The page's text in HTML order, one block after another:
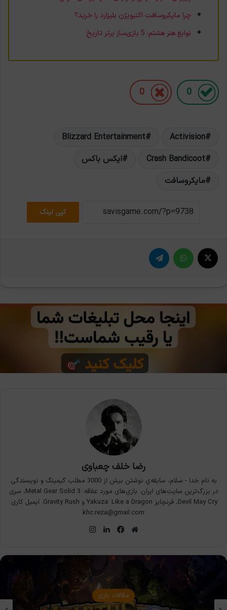
چرا مایکروسافت اکتیویژن بلیزارد را خرید؟
نوابغ هنر هشتم: 5 بازی‌ساز برتر تاریخ
0
0
Activision
Blizzard Entertainment
Crash Bandicoot
ایکس باکس
مایکروسافت
کپی لینک
رضا خلف چعباوی
به نام خدا - سلام، سابقه‌ی نوشتن بیش از 3000 مطلب گیمینگ و نویسندگی
در بزرگ‌ترین سایت‌های ایران. بازی‌های مورد علاقه: Metal Gear Solid 3، سری
Devil May Cry، فرنچایز Yakuza: Like a Dragon و Gravity Rush. ایمیل کاری:
khc.reza@gmail.com
وبسایت
فیس
لینکدین
مقالات بازی